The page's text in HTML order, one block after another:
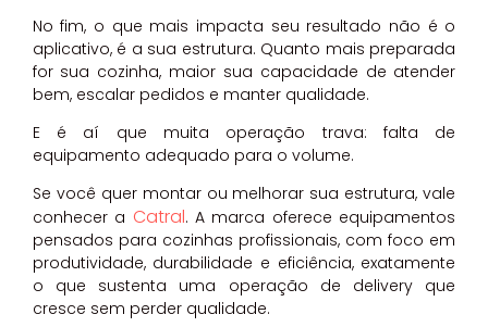
No fim, o que mais impacta seu resultado não é o
aplicativo, é a sua estrutura. Quanto mais preparada
for sua cozinha, maior sua capacidade de atender
bem, escalar pedidos e manter qualidade.
E é aí que muita operação trava: falta de
equipamento adequado para o volume.
Se você quer montar ou melhorar sua estrutura, vale
conhecer a Catral. A marca oferece equipamentos
pensados para cozinhas profissionais, com foco em
produtividade, durabilidade e eficiência, exatamente
o que sustenta uma operação de delivery que
cresce sem perder qualidade.